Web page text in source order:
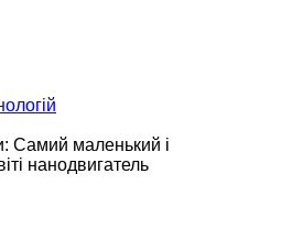
Самий маленький і
нанодвигатель